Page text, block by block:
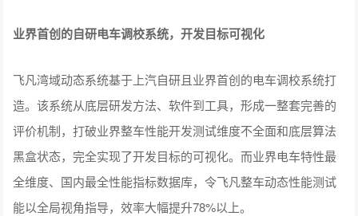
业界首创的自研电车调校系统，开发目标可视化
飞凡湾域动态系统基于上汽自研且业界首创的电车调校系统打
造。该系统从底层研发方法、软件到工具，形成一整套完善的
评价机制，打破业界整车性能开发测试维度不全面和底层算法
黑盒状态，完全实现了开发目标的可视化。而业界电车特性最
全维度、国内最全性能指标数据库，令飞凡整车动态性能测试
能以全局视角指导，效率大幅提升78%以上。